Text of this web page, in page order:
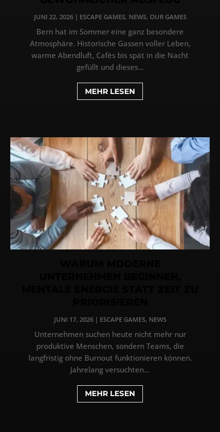
JUNI 22, 2026| ESCAPE GAMES, NEWS, OUR GAMES
Bern hat im Sommer eine ganz besondere
Atmosphäre. Historische Gassen voller Leben,
warme Abendluft, Cafés bis spät in die Nacht
gefüllt und dieses...
MEHR LESEN
JUNI 17, 2026| ESCAPE GAMES, NEWS
Unternehmen suchen heute nicht mehr nur
produktive Menschen, sondern Teams, die
langfristig ohne Burnout funktionieren können.
Jahrelang versuchten...
MEHR LESEN